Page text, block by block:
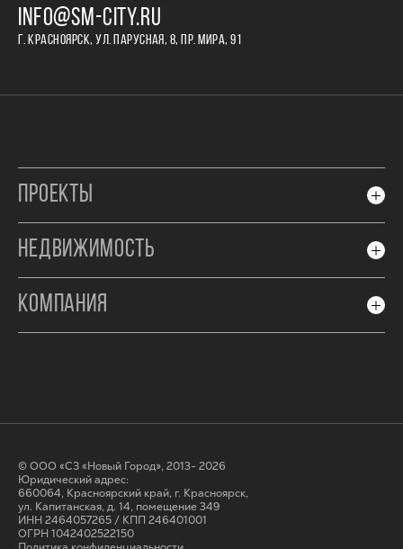
INFO@SM-CITY.RU
Г. КРАСНОЯРСК, УЛ. ПАРУСНАЯ, 8, ПР. МИРА, 91
ПРОЕКТЫ
НЕДВИЖИМОСТЬ
КОМПАНИЯ
© ООО «СЗ «Новый Город», 2013- 2026
Юридический адрес:
660064, Красноярский край, г. Красноярск,
ул. Капитанская, д. 14, помещение 349
ИНН 2464057265 / КПП 246401001
ОГРН 1042402522150